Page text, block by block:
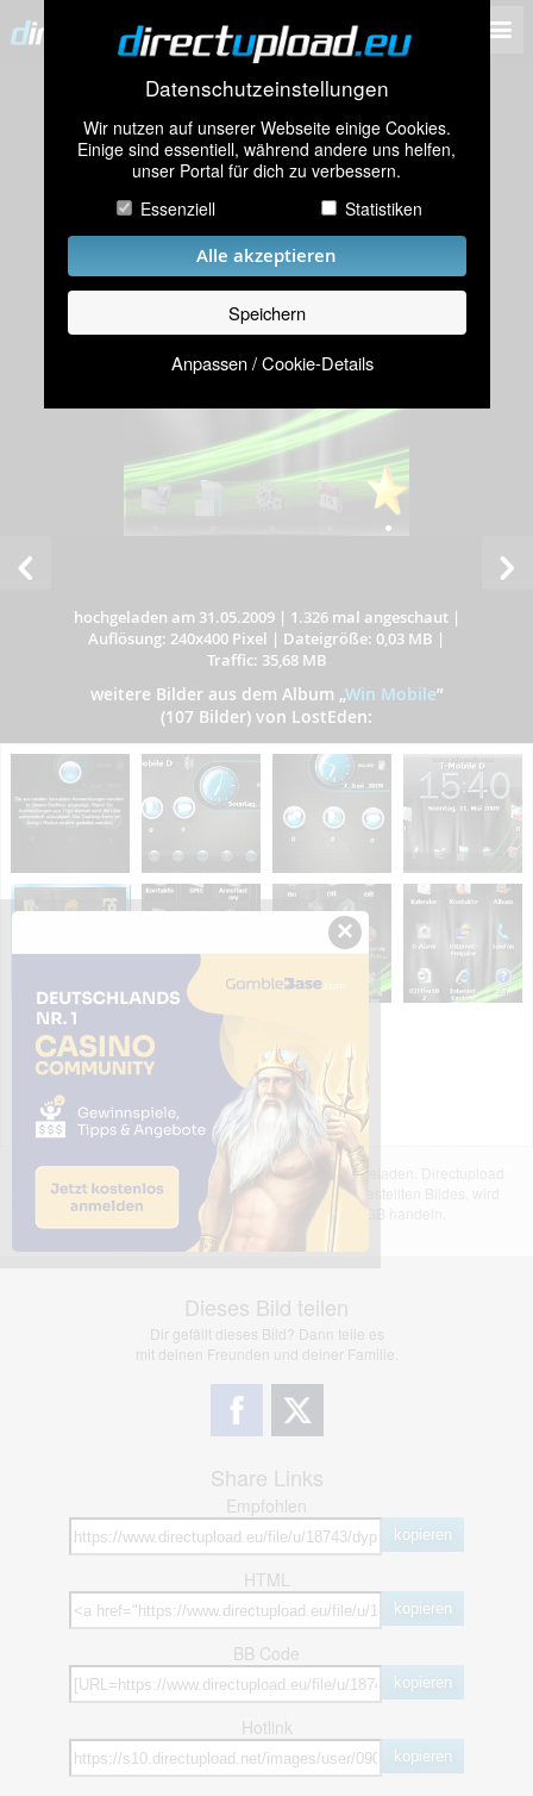
Datenschutzeinstellungen
Wir nutzen auf unserer Webseite einige Cookies.
Einige sind essentiell, während andere uns helfen,
unser Portal für dich zu verbessern.
Essenziell
Statistiken
Alle akzeptieren
Speichern
Anpassen / Cookie-Details
hochgeladen am 31.05.2009| 1.326 mal angeschaut|
Auflösung: 240x400 Pixel | Dateigröße: 0,03 MB |
Traffic: 35,68 MB
weitere Bilder aus dem Album „Win Mobile”
(107 Bilder) von LostEden:
Das dargestellte Bild wurde von einem Nutzer hochgeladen. Directupload
übernimmt keinerlei Haftung für den Inhalt des dargestellten Bildes, wird
jedoch bei Verstößen nach §2(3) unserer AGB handeln.
Dieses Bild teilen
Dir gefällt dieses Bild? Dann teile es
mit deinen Freunden und deiner Familie.
Share Links
Empfohlen
kopieren
HTML
kopieren
BB Code
kopieren
Hotlink
kopieren
×